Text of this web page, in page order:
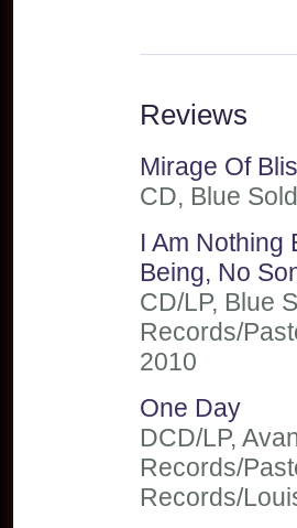
Reviews
Mirage Of
CD, Blue
I Am Nothing
Being, No
CD/LP, Blue
Records/
2010
One Day
DCD/LP,
Records/
Records/